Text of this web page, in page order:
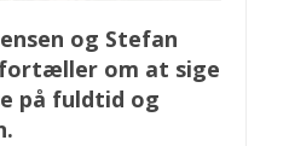
og Stefan
fortæller om at sige
på fuldtid og